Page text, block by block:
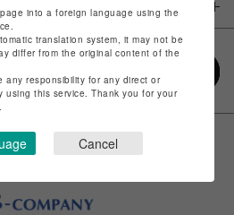
into a foreign language using the
translation system, it may not be
differ from the original content of the
any responsibility for any direct or
using this service. Thank you for your
Cancel